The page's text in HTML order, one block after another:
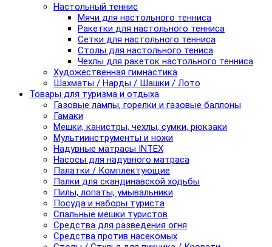
Настольный теннис
Мячи для настольного тенниса
Ракетки для настольного тенниса
Сетки для настольного тенниса
Столы для настольного тениса
Чехлы для ракеток настольного тенниса
Художественная гимнастика
Шахматы / Нарды / Шашки / Лото
Товары для туризма и отдыха
Газовые лампы, горелки и газовые баллоны
Гамаки
Мешки, канистры, чехлы, сумки, рюкзаки
Мультиинструменты и ножи
Надувные матрасы INTEX
Насосы для надувного матраса
Палатки / Комплектующие
Палки для скандинавской ходьбы
Пилы, лопаты, умывальники
Посуда и наборы туриста
Спальные мешки туристов
Средства для разведения огня
Средства против насекомых